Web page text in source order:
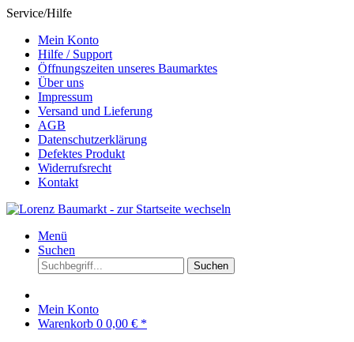
Service/Hilfe
Mein Konto
Hilfe / Support
Öffnungszeiten unseres Baumarktes
Über uns
Impressum
Versand und Lieferung
AGB
Datenschutzerklärung
Defektes Produkt
Widerrufsrecht
Kontakt
Menü
Suchen
Suchen
Mein Konto
Warenkorb 0 0,00 € *